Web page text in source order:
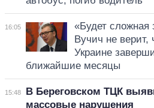
16:05
«Будет сложная
Вучич не верит,
Украине
ближайшие месяцы
15:48
В Береговском ТЦК
массовые нарушения